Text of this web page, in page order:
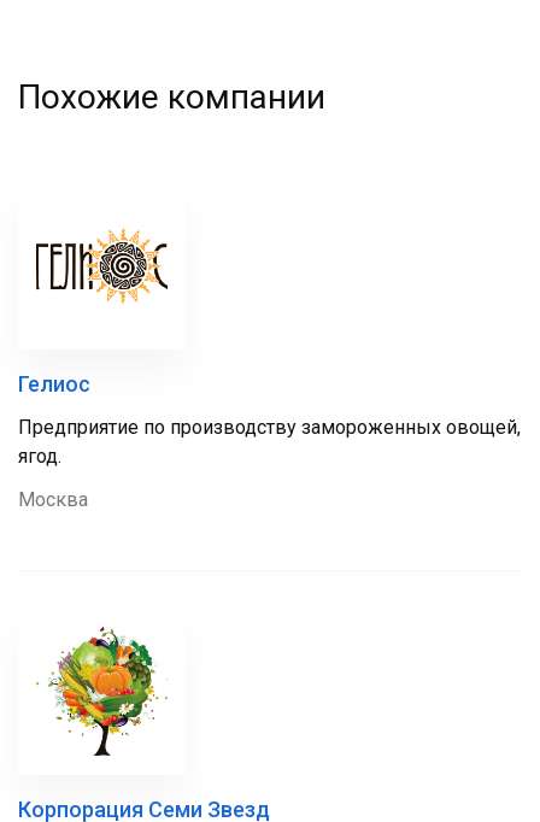
Похожие компании
Гелиос
Предприятие по производству замороженных овощей,
ягод.
Москва
Корпорация Семи Звезд